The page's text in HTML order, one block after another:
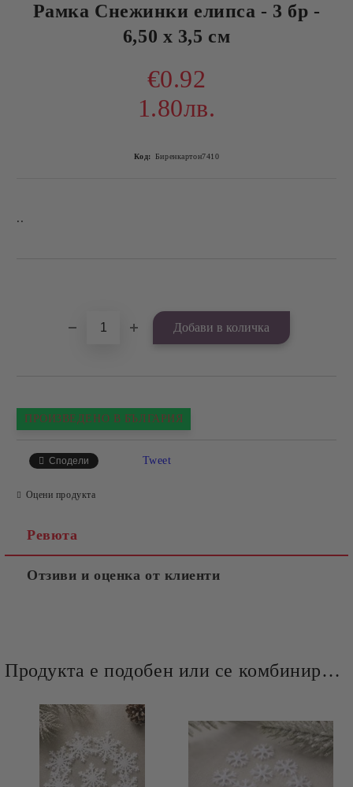
Рамка Снежинки елипса - 3 бр -
6,50 х 3,5 см
€0.92
1.80лв.
Код: Биренкартон7410
..
ПРОИЗВЕДЕНО В БЪЛГАРИЯ
Сподели Tweet
Оцени продукта
Ревюта
Отзиви и оценка от клиенти
Продукта е подобен или се комбинира добре и със следните продукти :